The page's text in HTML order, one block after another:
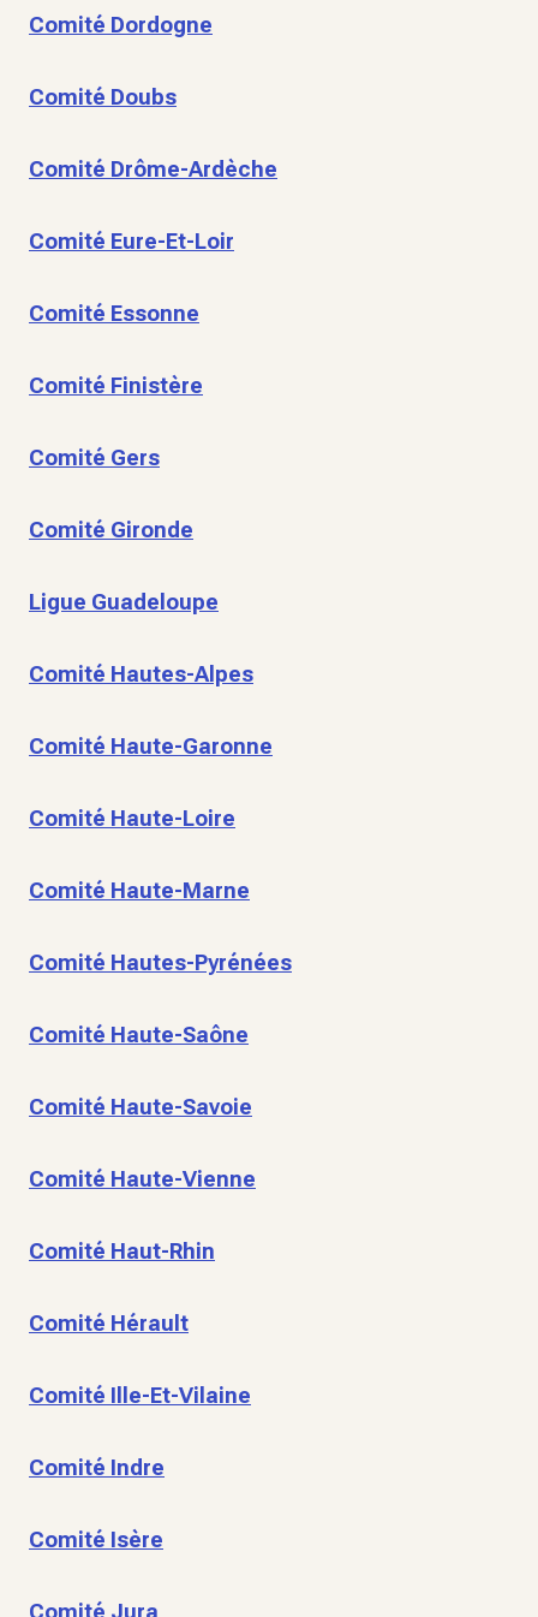
Comité Dordogne
Comité Doubs
Comité Drôme-Ardèche
Comité Eure-Et-Loir
Comité Essonne
Comité Finistère
Comité Gers
Comité Gironde
Ligue Guadeloupe
Comité Hautes-Alpes
Comité Haute-Garonne
Comité Haute-Loire
Comité Haute-Marne
Comité Hautes-Pyrénées
Comité Haute-Saône
Comité Haute-Savoie
Comité Haute-Vienne
Comité Haut-Rhin
Comité Hérault
Comité Ille-Et-Vilaine
Comité Indre
Comité Isère
Comité Jura